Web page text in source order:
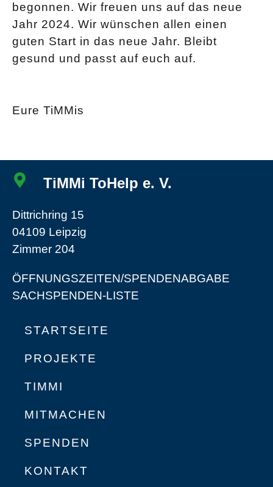
begonnen. Wir freuen uns auf das neue
Jahr 2024. Wir wünschen allen einen
guten Start in das neue Jahr. Bleibt
gesund und passt auf euch auf.
Eure TiMMis
TiMMi ToHelp e. V.
Dittrichring 15
04109 Leipzig
Zimmer 204
ÖFFNUNGSZEITEN/SPENDENABGABE
SACHSPENDEN-LISTE
STARTSEITE
PROJEKTE
TIMMI
MITMACHEN
SPENDEN
KONTAKT